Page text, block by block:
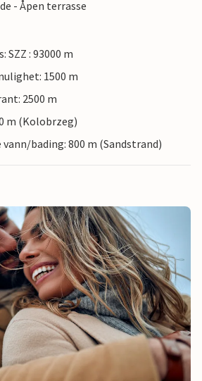
- Åpen terrasse
: 93000 m
1500 m
2500 m
m (Kolobrzeg)
bading: 800 m (Sandstrand)